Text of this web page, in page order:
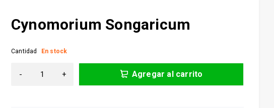
Cynomorium Songaricum
Cantidad En stock
Agregar al carrito